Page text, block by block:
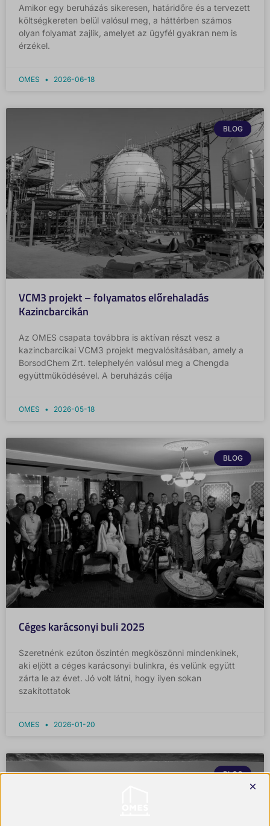
Amikor egy beruházás sikeresen, határidőre és a tervezett
költségkereten belül valósul meg, a háttérben számos
olyan folyamat zajlik, amelyet az ügyfél gyakran nem is
érzékel.
OMES 2026-06-18
BLOG
VCM3 projekt – folyamatos előrehaladás
Kazincbarcikán
Az OMES csapata továbbra is aktívan részt vesz a
kazincbarcikai VCM3 projekt megvalósításában, amely a
BorsodChem Zrt. telephelyén valósul meg a Chengda
együttműködésével. A beruházás célja
OMES 2026-05-18
BLOG
Céges karácsonyi buli 2025
Szeretnénk ezúton őszintén megköszönni mindenkinek,
aki eljött a céges karácsonyi bulinkra, és velünk együtt
zárta le az évet. Jó volt látni, hogy ilyen sokan
szakítottatok
OMES 2026-01-20
BLOG
×